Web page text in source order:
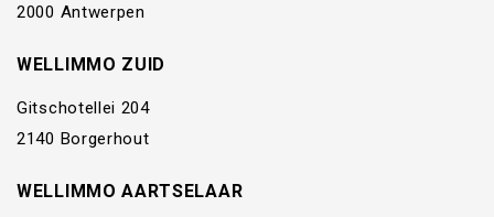
2000 Antwerpen
WELLIMMO ZUID
Gitschotellei 204
2140 Borgerhout
WELLIMMO AARTSELAAR